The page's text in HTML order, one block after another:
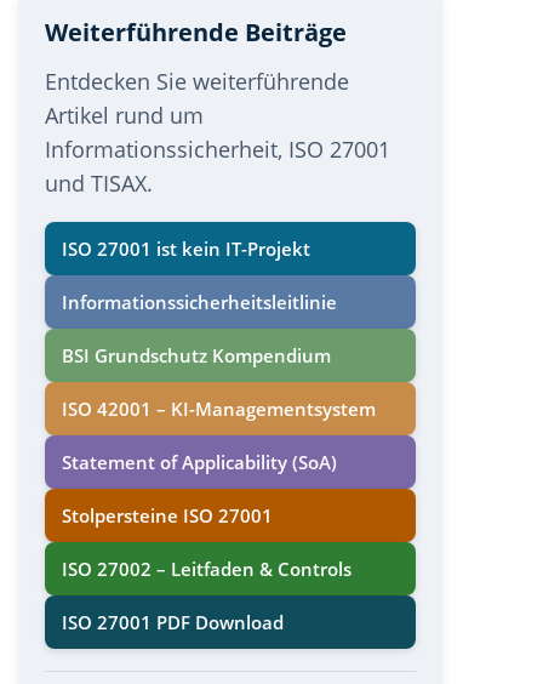
Weiterführende Beiträge
Entdecken Sie weiterführende
Artikel rund um
Informationssicherheit, ISO 27001
und TISAX.
ISO 27001 ist kein IT-Projekt
Informations­sicherheits­leitlinie
BSI Grundschutz Kompendium
ISO 42001 – KI-Managementsystem
Statement of Applicability (SoA)
Stolpersteine ISO 27001
ISO 27002 – Leitfaden & Controls
ISO 27001 PDF Download